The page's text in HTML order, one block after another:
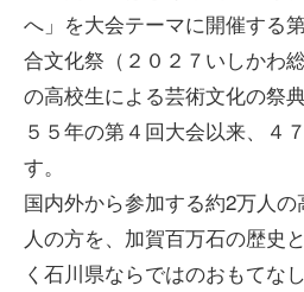
へ」を大会テーマに開催する
合文化祭（２０２７いしかわ
の高校生による芸術文化の祭
５５年の第４回大会以来、４
す。
国内外から参加する約2万人
人の方を、加賀百万石の歴史
く石川県ならではのおもてな